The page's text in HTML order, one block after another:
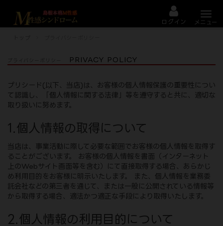
メニュー
ログイン
PRIVACY POLICY
プリシード(以下、当店)は、お客様の個人情報保護の重要性につい
て認識し、「個人情報に関する法律」等を遵守すると共に、適切な
取り扱いに努めます。
1.個人情報の取得について
当店は、事業活動に際して必要な範囲でお客様の個人情報を取得す
ることがございます。 お客様の個人情報を書面（インターネット
上のWebサイト画面等を含む）にて直接取得する場合、あらかじ
め利用目的をお客様に明示いたします。 また、個人情報を業務委
託会社などの第三者を通じて、または一般に公開されている情報等
から取得する場合、適法かつ適正な手段により取得いたします。
2.個人情報の利用目的について